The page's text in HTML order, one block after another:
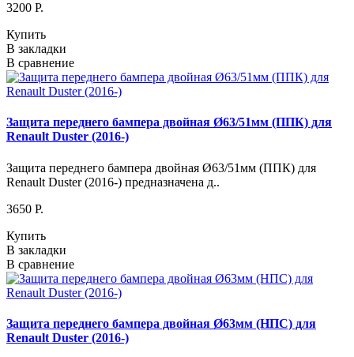
3200 P.
Купить
В закладки
В сравнение
Защита переднего бампера двойная Ø63/51мм (ППК) для
Renault Duster (2016-)
Защита переднего бампера двойная Ø63/51мм (ППК) для
Renault Duster (2016-) предназначена д..
3650 P.
Купить
В закладки
В сравнение
Защита переднего бампера двойная Ø63мм (НПС) для
Renault Duster (2016-)